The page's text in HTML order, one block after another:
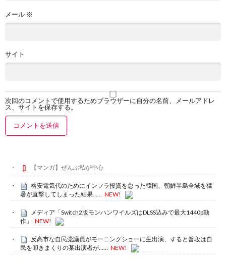
メール ※
サイト
次回のコメントで使用するためブラウザーに自分の名前、メールアドレ
ス、サイトを保存する。
【マンガ】ぜんぶ私が中心
格安電気代のためにインフラ投資を怠った韓国、朝鮮半島全域を猛
暑が直撃してしまった結果……
NEW!
メディア「Switch2版モンハンワイルズはDLSS込みで最大1440p動
作」
NEW!
反高市な自民党議員がモーニングショーに生出演、すると普段は自
民を叩きまくりの某出演者が……
NEW!